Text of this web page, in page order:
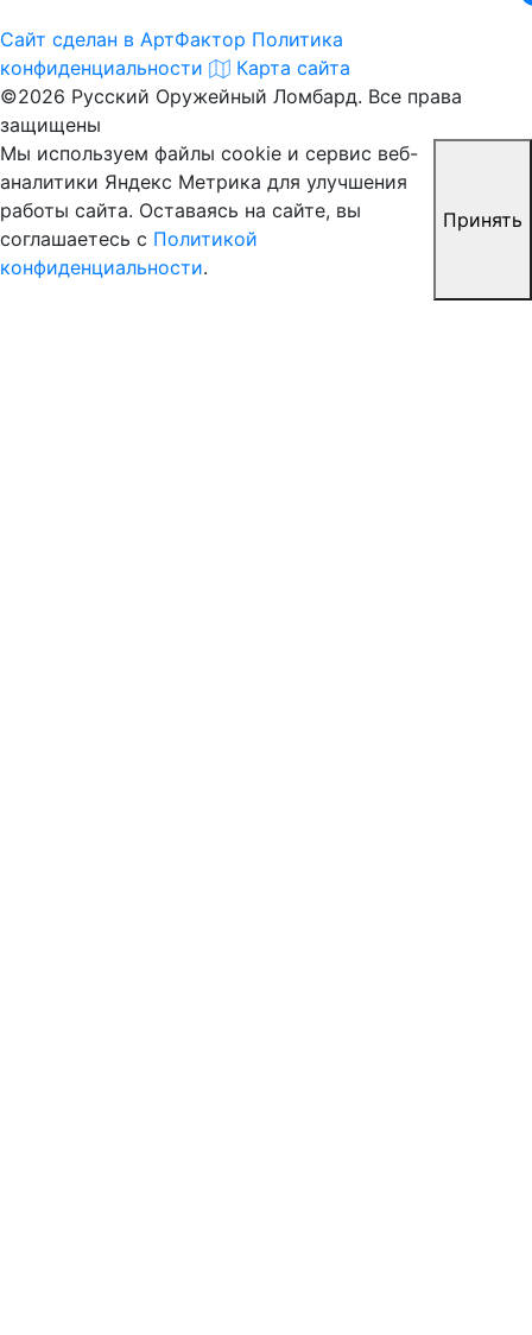
Сайт сделан в АртФактор Политика
конфиденциальности
Карта сайта
©2026 Русский Оружейный Ломбард. Все права
защищены
Мы используем файлы cookie и сервис веб-
аналитики Яндекс Метрика для улучшения
работы сайта. Оставаясь на сайте, вы
соглашаетесь с Политикой
конфиденциальности.
Принять